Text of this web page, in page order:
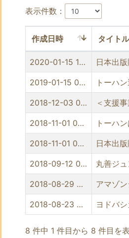
表示件数：
作成日時 タイトル
2020-01-15 10:56 日本出
2019-01-15 00:00 トーハ
2018-12-03 00:00 ＜支援
2018-11-01 00:00 トーハ
2018-11-01 00:00 日本出
2018-09-12 00:00 丸善ジ
2018-08-29 00:00 アマゾ
2018-08-23 00:00 ヨドバ
8 件中 1 件目から 8 件目を